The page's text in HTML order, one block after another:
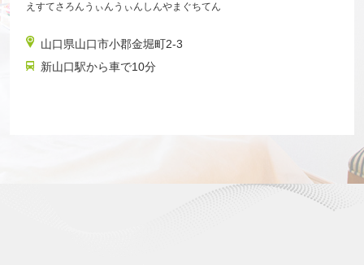
えすてさろんうぃんうぃんしんやまぐちてん
山口県山口市小郡金堀町2-3
新山口駅から車で10分